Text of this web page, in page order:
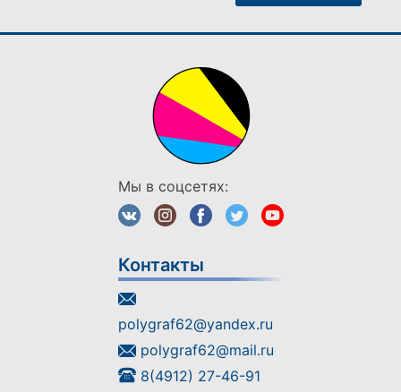
Мы в соцсетях:
Контакты
polygraf62@yandex.ru
polygraf62@mail.ru
8(4912) 27-46-91